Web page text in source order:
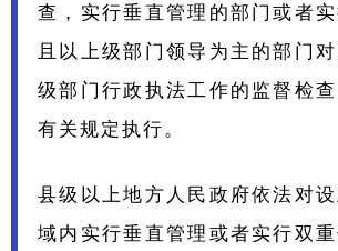
查，实行垂直管理的部门或者
且以上级部门领导为主的部门
级部门行政执法工作的监督检
有关规定执行。
县级以上地方人民政府依法对
域内实行垂直管理或者实行双